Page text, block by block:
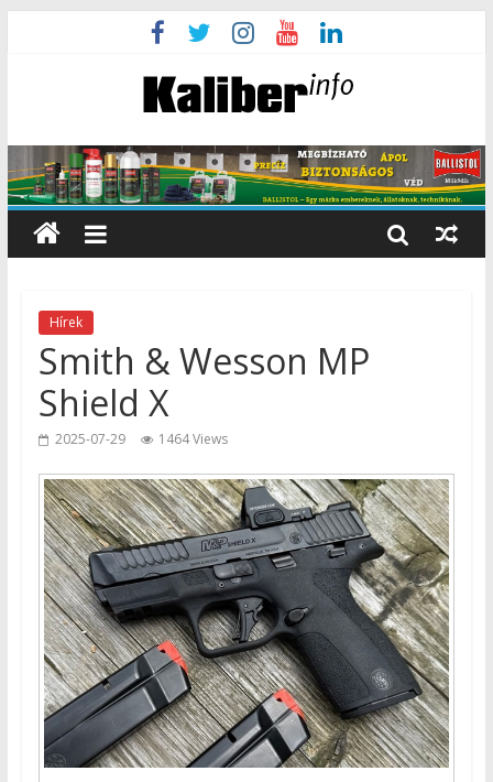
Hírek
Smith & Wesson MP
Shield X
2025-07-29 1464 Views